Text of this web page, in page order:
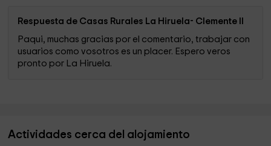
Respuesta de Casas Rurales La Hiruela- Clemente II
Paqui, muchas gracias por el comentario, trabajar con
usuarios como vosotros es un placer. Espero veros
pronto por La Hiruela.
Actividades cerca del alojamiento